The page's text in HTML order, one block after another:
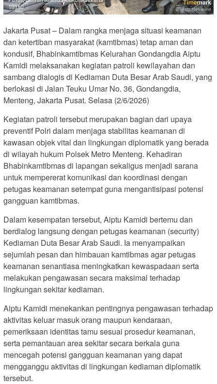
Jakarta Pusat – Dalam rangka menjaga situasi keamanan
dan ketertiban masyarakat (kamtibmas) tetap aman dan
kondusif, Bhabinkamtibmas Kelurahan Gondangdia Aiptu
Kamidi melaksanakan kegiatan patroli kewilayahan dan
sambang dialogis di Kediaman Duta Besar Arab Saudi, yang
berlokasi di Jalan Teuku Umar No. 36, Gondangdia,
Menteng, Jakarta Pusat. Selasa (2/6/2026)
Kegiatan patroli tersebut merupakan bagian dari upaya
preventif Polri dalam menjaga stabilitas keamanan di
kawasan objek vital dan lingkungan diplomatik yang berada
di wilayah hukum Polsek Metro Menteng. Kehadiran
Bhabinkamtibmas di lapangan sekaligus menjadi sarana
untuk mempererat komunikasi dan koordinasi dengan
petugas keamanan setempat guna mengantisipasi potensi
gangguan kamtibmas.
Dalam kesempatan tersebut, Aiptu Kamidi bertemu dan
berdialog langsung dengan petugas keamanan (security)
Kediaman Duta Besar Arab Saudi. Ia menyampaikan
sejumlah pesan dan himbauan kamtibmas agar petugas
keamanan senantiasa meningkatkan kewaspadaan serta
melakukan pengawasan secara maksimal terhadap
lingkungan sekitar kediaman.
Aiptu Kamidi menekankan pentingnya pengawasan terhadap
aktivitas keluar masuk orang maupun kendaraan,
pemeriksaan identitas tamu sesuai prosedur keamanan,
serta pemantauan area sekitar secara berkala guna
mencegah potensi gangguan keamanan yang dapat
mengganggu aktivitas di lingkungan kediaman diplomatik
tersebut.